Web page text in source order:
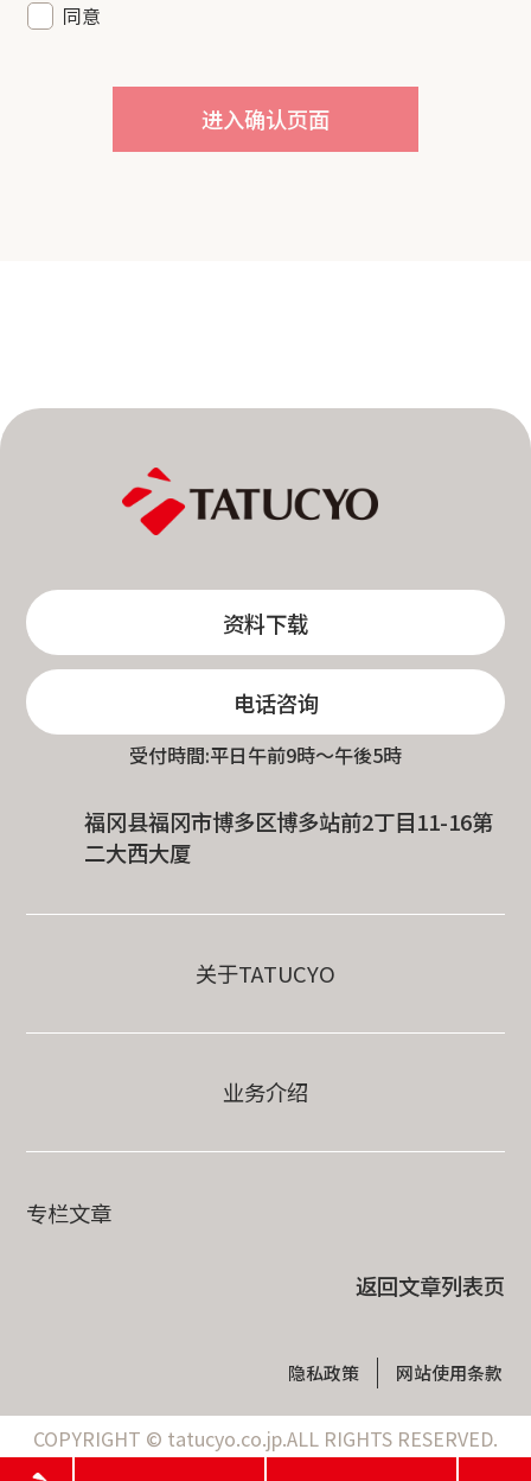
除法律规定的情况外，您所提供的个人信息未经
成使用目的，我们可能会委托第三方处理您的个
人信息。请在输入后确认内容无误，然后点击
【进入确认页面】和【发送】按钮。
同意
进入确认页面
资料下载
电话咨询
受付時間:平日午前9時〜午後5時
福冈县福冈市博多区博多站前2丁目11-16第
二大西大厦
关于TATUCYO
业务介绍
专栏文章
返回文章列表页
隐私政策 网站使用条款
COPYRIGHT © tatucyo.co.jp.ALL RIGHTS RESERVED.